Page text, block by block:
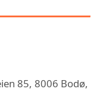
85, 8006 Bodø,